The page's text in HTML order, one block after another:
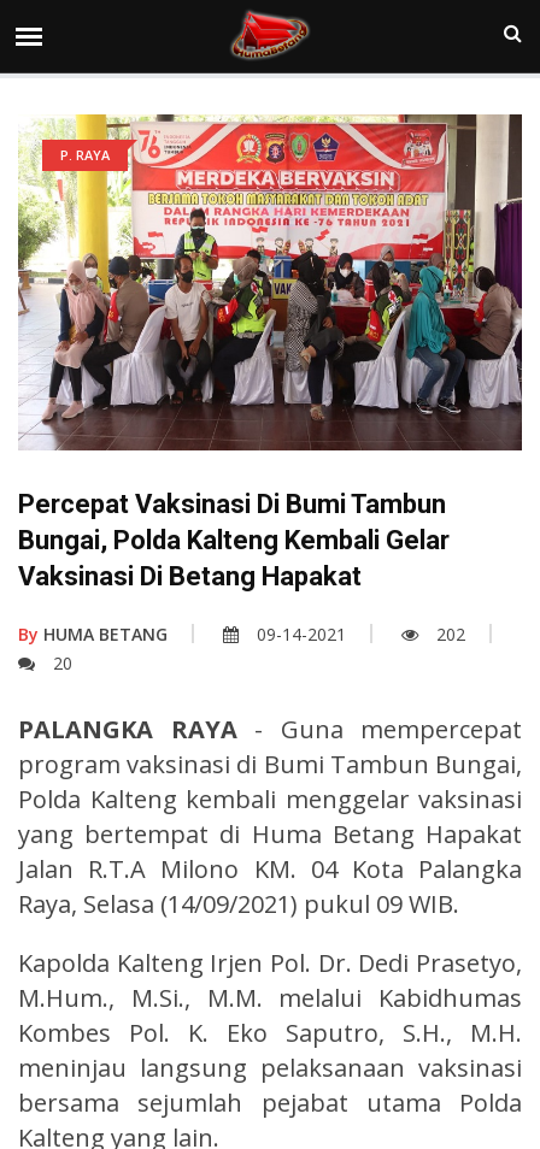
P. RAYA
Percepat Vaksinasi Di Bumi Tambun
Bungai, Polda Kalteng Kembali Gelar
Vaksinasi Di Betang Hapakat
By HUMA BETANG 09-14-2021
202
20
PALANGKA RAYA- Guna mempercepat
program vaksinasi di Bumi Tambun Bungai,
Polda Kalteng kembali menggelar vaksinasi
yang bertempat di Huma Betang Hapakat
Jalan R.T.A Milono KM. 04 Kota Palangka
Raya, Selasa (14/09/2021) pukul 09 WIB.
Kapolda Kalteng Irjen Pol. Dr. Dedi Prasetyo,
M.Hum., M.Si., M.M. melalui Kabidhumas
Kombes Pol. K. Eko Saputro, S.H., M.H.
meninjau langsung pelaksanaan vaksinasi
bersama sejumlah pejabat utama Polda
Kalteng yang lain.